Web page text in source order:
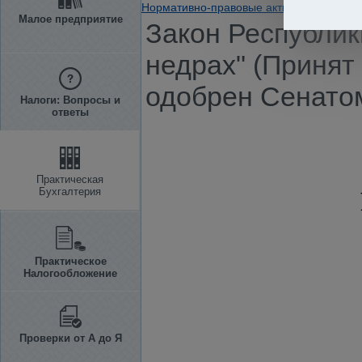
Малое предприятие
Налоги: Вопросы и
ответы
Практическая
Бухгалтерия
Практическое
Налогообложение
Проверки от А до Я
Нормативно-правовые акты
Закон
недрах" (Принят
одобрен